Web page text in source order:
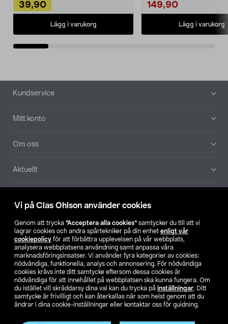
Vi på Clas Ohlson använder cookies
Genom att trycka ”Acceptera alla cookies” samtycker du till att vi
lagrar cookies och andra spårtekniker på din enhet enligt vår
cookiepolicy för att förbättra upplevelsen på vår webbplats,
analysera webbplatsens användning samt anpassa våra
marknadsföringsinsatser. Vi använder fyra kategorier av cookies:
nödvändiga, funktionella, analys och annonsering. För nödvändiga
cookies krävs inte ditt samtycke eftersom dessa cookies är
nödvändiga för att innehållet på webbplatsen ska kunna fungera. Om
du istället vill skräddarsy dina val kan du trycka på inställningar. Ditt
samtycke är frivilligt och kan återkallas när som helst genom att du
ändrar i dina cookie-inställningar eller kontaktar oss för guidning.
39,90
Lägg i varukorg
149,90
Lägg i varukorg
Sidfot
Kundservice
Mitt konto
Om oss
Aktuellt
Hitta butik
SE NO FI